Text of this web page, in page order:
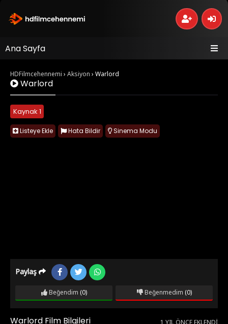
Ana Sayfa
HDFilmcehennemi › Aksiyon › Warlord
Warlord
Kaynak 1
Listeye Ekle Hata Bildir Sinema Modu
Paylaş
Beğendim (0) Beğenmedim (0)
Warlord Film Bilgileri 1 YIL ÖNCE EKLENDI